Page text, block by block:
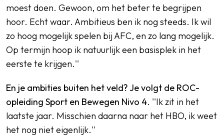
moest doen. Gewoon, om het beter te begrijpen
hoor. Echt waar. Ambitieus ben ik nog steeds. Ik wil
zo hoog mogelijk spelen bij AFC, en zo lang mogelijk.
Op termijn hoop ik natuurlijk een basisplek in het
eerste te krijgen.''
En je ambities buiten het veld? Je volgt de ROC-
opleiding Sport en Bewegen Nivo 4. ''Ik zit in het
laatste jaar. Misschien daarna naar het HBO, ik weet
het nog niet eigenlijk.''